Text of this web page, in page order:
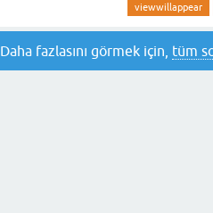
viewwillappear
Daha fazlasını görmek için, tüm